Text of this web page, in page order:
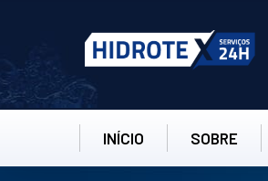
INÍCIO SOBRE